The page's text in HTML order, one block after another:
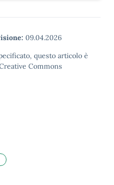
09.04.2026
questo articolo è
Commons